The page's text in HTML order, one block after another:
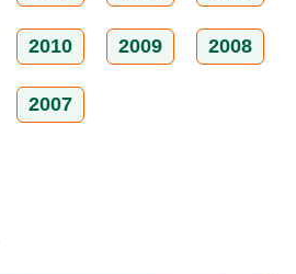
2010 2009 2008
2007